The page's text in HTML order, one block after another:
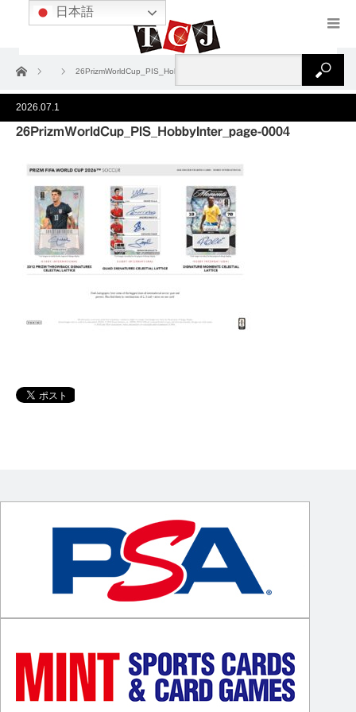
ホーム 26PrizmWorldCup_PIS_HobbyInter_page-0004
2026.07.1
26PrizmWorldCup_PIS_HobbyInter_page-0004
日本語